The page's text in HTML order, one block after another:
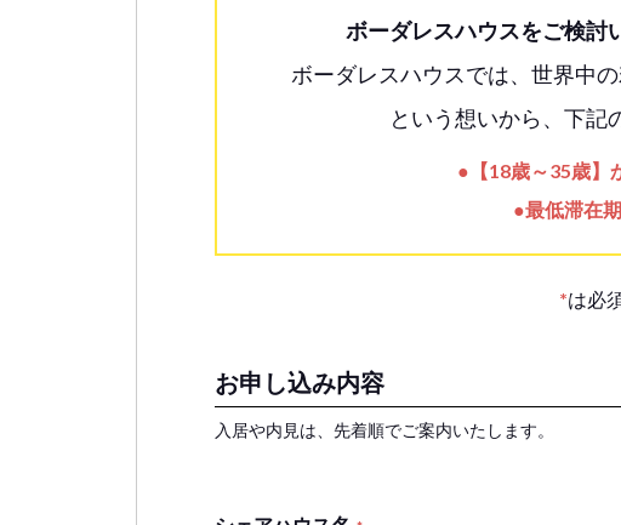
ボーダレスハウスをご検討
ボーダレスハウスでは、世界中
という想いから、下記
●【18歳～35歳】
●最低滞在
*は必
お申し込み内容
入居や内見は、先着順でご案内いたします。